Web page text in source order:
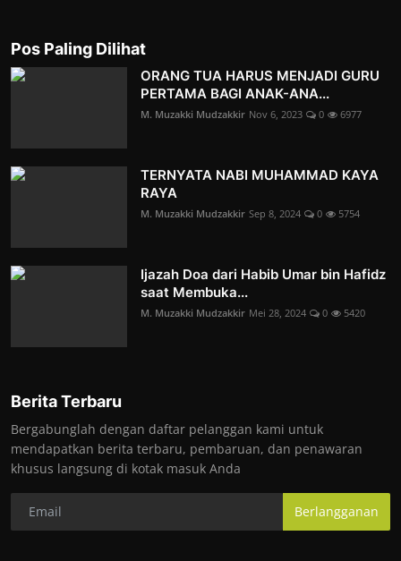
Pos Paling Dilihat
ORANG TUA HARUS MENJADI GURU
PERTAMA BAGI ANAK-ANA...
M. Muzakki Mudzakkir Nov 6, 2023 0 6977
TERNYATA NABI MUHAMMAD KAYA
RAYA
M. Muzakki Mudzakkir Sep 8, 2024 0 5754
Ijazah Doa dari Habib Umar bin Hafidz
saat Membuka...
M. Muzakki Mudzakkir Mei 28, 2024 0 5420
Berita Terbaru
Bergabunglah dengan daftar pelanggan kami untuk
mendapatkan berita terbaru, pembaruan, dan penawaran
khusus langsung di kotak masuk Anda
Berlangganan